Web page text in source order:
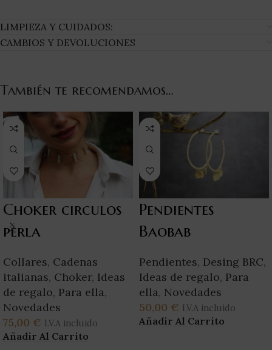
LIMPIEZA Y CUIDADOS:
CAMBIOS Y DEVOLUCIONES
También te recomendamos…
Choker circulos
perla
Collares, Cadenas
italianas, Choker, Ideas
de regalo, Para ella,
Novedades
75,00 € I.V.A incluido
Añadir Al Carrito
Pendientes
Baobab
Pendientes, Desing BRC,
Ideas de regalo, Para
ella, Novedades
50,00 € I.V.A incluido
Añadir Al Carrito